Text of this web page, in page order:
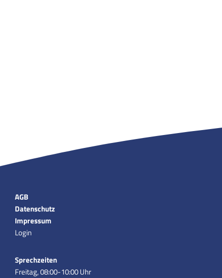
AGB
Datenschutz
Impressum
Login
Sprechzeiten
Freitag, 08:00-10:00 Uhr